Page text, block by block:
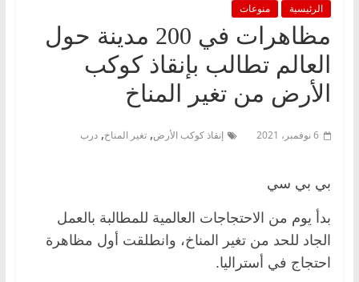
الرئيسية منوعات
مظاهرات في 200 مدينة حول
العالم تطالب بإنقاذ كوكب
الأرض من تغير المناخ
6 نوفمبر، 2021 إنقاذ كوكب الأرض, تغير المناخ, درب
بي بي سي
بدأ يوم من الاحتجاجات العالمية للمطالبة بالعمل
الجاد للحد من تغير المناخ، وانطلقت أول مظاهرة
احتجاج في أستراليا.